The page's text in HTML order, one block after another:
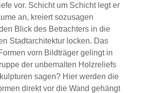
vor. Schicht um Schicht legt er
an, kreiert sozusagen
Blick des Betrachters in die
Stadtarchitektur locken. Das
vom Bildträger gelingt in
der unbemalten Holzreliefs
sagen? Hier werden die
direkt vor die Wand gehängt